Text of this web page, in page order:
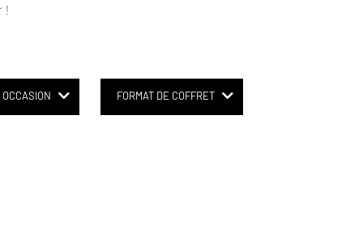
!
OCCASION FORMAT DE COFFRET